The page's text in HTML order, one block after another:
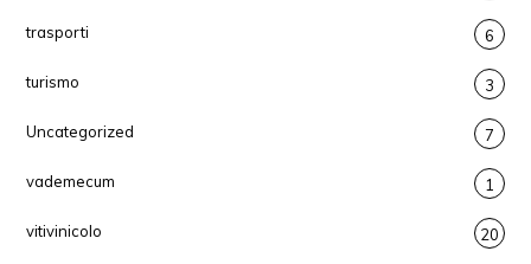
trasporti 6
turismo 3
Uncategorized 7
vademecum 1
vitivinicolo 20